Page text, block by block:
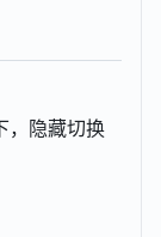
，隐藏切换